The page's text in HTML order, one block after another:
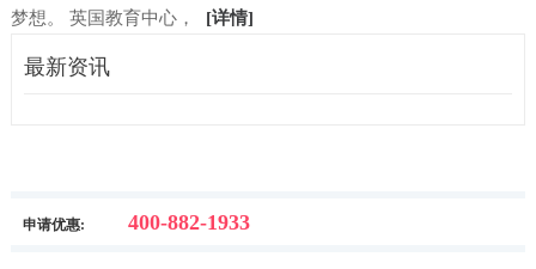
梦想。 英国教育中心，
[详情]
最新资讯
申请优惠: 400-882-1933